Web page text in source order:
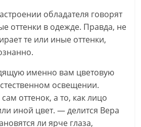
обладателя говорят
оттенки в одежде. Правда, не
те или иные оттенки,
именно вам цветовую
освещении.
оттенок, а то, как лицо
иной цвет. — делится Вера
ли ярче глаза,